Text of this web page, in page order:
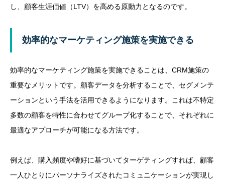
し、顧客生涯価値（LTV）を高める原動力となるのです。
効率的なマーケティング施策を実施できる
効率的なマーケティング施策を実施できることは、CRM施策の
重要なメリットです。顧客データを分析することで、セグメンテ
ーションという手法を活用できるようになります。これは不特定
多数の顧客を特性に合わせてグループ化することで、それぞれに
最適なアプローチが可能になる方法です。
例えば、購入頻度や嗜好に基づいてターゲティングすれば、顧客
一人ひとりにパーソナライズされたコミュニケーションが実現し